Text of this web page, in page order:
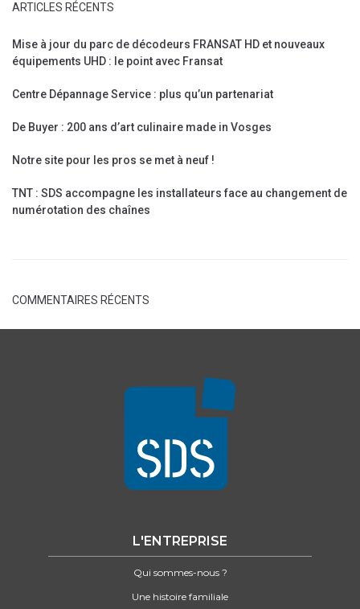
ARTICLES RÉCENTS
Mise à jour du parc de décodeurs FRANSAT HD et nouveaux
équipements UHD : le point avec Fransat
Centre Dépannage Service : plus qu’un partenariat
De Buyer : 200 ans d’art culinaire made in Vosges
Notre site pour les pros se met à neuf !
TNT : SDS accompagne les installateurs face au changement de
numérotation des chaînes
COMMENTAIRES RÉCENTS
L'ENTREPRISE
Qui sommes-nous ?
Une histoire familiale